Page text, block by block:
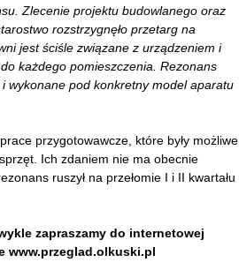
Zlecenie projektu budowlanego oraz
rozstrzygnęło przetarg na
jest ściśle związane z urządzeniem i
każdego pomieszczenia. Rezonans
wykonane pod konkretny model aparatu
przygotowawcze, które były możliwe
Ich zdaniem nie ma obecnie
ruszył na przełomie I i II kwartału
zapraszamy do internetowej
www.przeglad.olkuski.pl